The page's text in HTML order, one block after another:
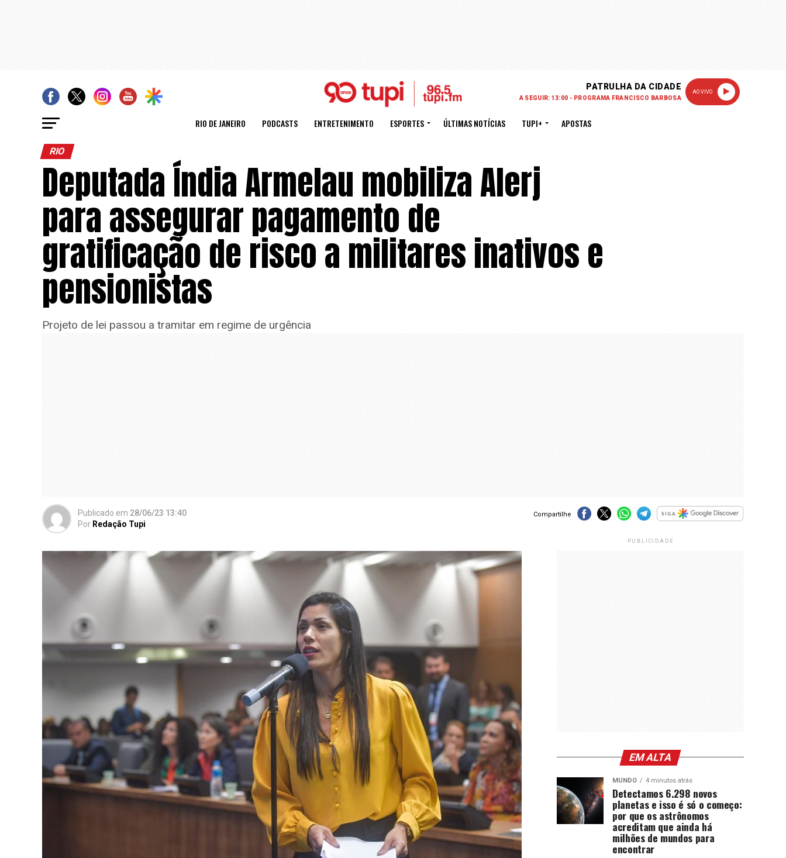
PATRULHA DA CIDADE
A SEGUIR: 13:00 - PROGRAMA FRANCISCO BARBOSA
AO VIVO
RIO DE JANEIRO PODCASTS ENTRETENIMENTO ESPORTES ÚLTIMAS NOTÍCIAS TUPI+ APOSTAS
RIO
Deputada Índia Armelau mobiliza Alerj
para assegurar pagamento de
gratificação de risco a militares inativos e
pensionistas
Projeto de lei passou a tramitar em regime de urgência
Publicado em 28/06/23 13:40
Por Redação Tupi
Compartilhe
PUBLICIDADE
EM ALTA
MUNDO 4 minutos atrás
Detectamos 6.298 novos
planetas e isso é só o começo:
por que os astrônomos
acreditam que ainda há
milhões de mundos para
encontrar